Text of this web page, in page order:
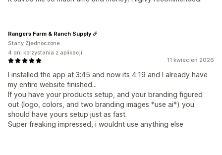
11 kwiecień 2026
I installed the app at 3:45 and now its 4:19 and I already have
my entire website finished...
If you have your products setup, and your branding figured
out (logo, colors, and two branding images *use ai*) you
should have yours setup just as fast.
Super freaking impressed, i wouldnt use anything else
Rangers Farm & Ranch Supply
Stany Zjednoczone
4 dni korzystania z aplikacji